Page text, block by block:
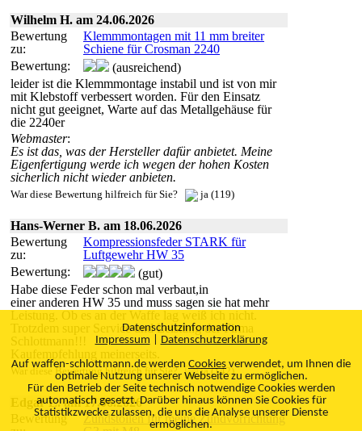
Wilhelm H. am 24.06.2026
Bewertung
zu:
Klemmmontagen mit 11 mm breiter
Schiene für Crosman 2240
Bewertung:
(ausreichend)
leider ist die Klemmmontage instabil und ist von mir
mit Klebstoff verbessert worden. Für den Einsatz
nicht gut geeignet, Warte auf das Metallgehäuse für
die 2240er
Webmaster:
Es ist das, was der Hersteller dafür anbietet. Meine
Eigenfertigung werde ich wegen der hohen Kosten
sicherlich nicht wieder anbieten.
War diese Bewertung hilfreich für Sie? ja (119)
Hans-Werner B. am 18.06.2026
Bewertung
zu:
Kompressionsfeder STARK für
Luftgewehr HW 35
Bewertung:
(gut)
Habe diese Feder schon mal verbaut,in
einer anderen HW 35 und muss sagen sie hat mehr
Leistung. Ob es an der Waffe lag weiß ich nicht.
Trotzdem super Service und Leistung der Firma
Schlottmann!!!
Kaufempfehlung meinerseits.
War diese Bewertung hilfreich für Sie? ja (142)
Edgar L. am 17.06.2026
Bewertung
Zündstollen für meine Zündvorrichtung
Datenschutzinformation
Impressum
Datenschutzerklärung
Auf waffen-schlottmann.de werden Cookies verwendet, um Ihnen die
optimale Nutzung unserer Webseite zu ermöglichen.
Für den Betrieb der Seite technisch notwendige Cookies werden
automatisch gesetzt. Darüber hinaus können Sie Cookies für
Statistikzwecke zulassen, die uns die Analyse unserer Dienste
ermöglichen.